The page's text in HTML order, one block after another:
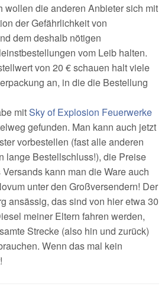
wollen die anderen Anbieter sich mit
der Gefährlichkeit von
dem deshalb nötigen
vom Leib halten.
von 20 € schauen halt viele
an, in die die Bestellung
mitSky of Explosion Feuerwerke
gefunden. Man kann auch jetzt
vorbestellen (fast alle anderen
lange Bestellschluss!), die Preise
kann man die Ware auch
unter den Großversendern! Der
ansässig, das sind von hier etwa 30
meiner Eltern fahren werden,
Strecke (also hin und zurück)
Wenn das mal kein